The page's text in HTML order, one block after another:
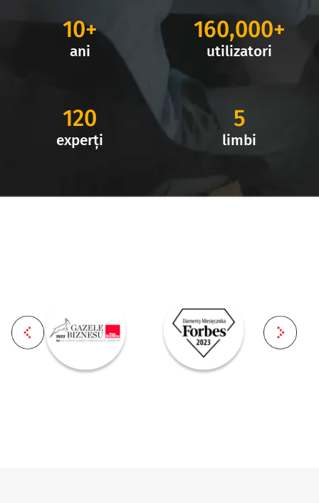
10+
ani
160,000+
utilizatori
120
experți
5
limbi